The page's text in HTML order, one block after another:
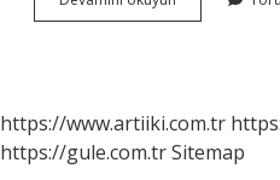
Nedir
https://www.artiiki.com.tr
https://gule.com.trSitemap